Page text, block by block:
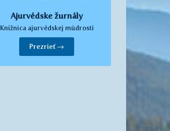
Ajurvédske žurnály
Knižnica ajurvédskej múdrosti
Prezrieť →